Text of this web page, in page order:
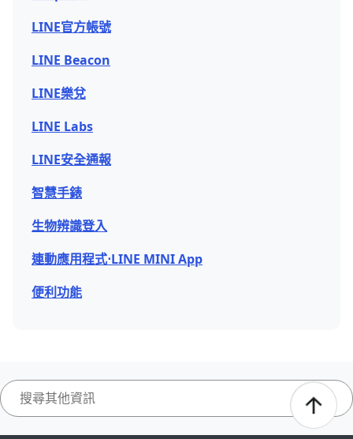
LINE官方帳號
LINE Beacon
LINE樂兌
LINE Labs
LINE安全通報
智慧手錶
生物辨識登入
連動應用程式⋅LINE MINI App
便利功能